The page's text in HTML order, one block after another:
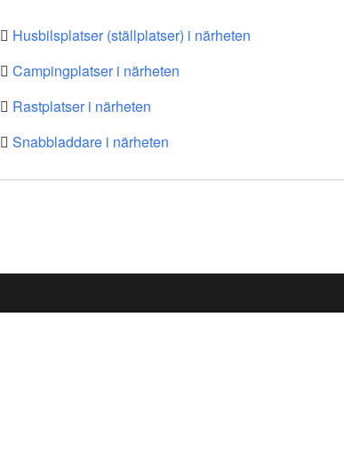
Husbilsplatser (ställplatser) i närheten
Campingplatser i närheten
Rastplatser i närheten
Snabbladdare i närheten